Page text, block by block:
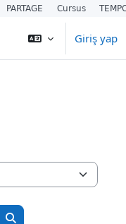
Giriş yap
Kursları ara
PARTAGE Cursus